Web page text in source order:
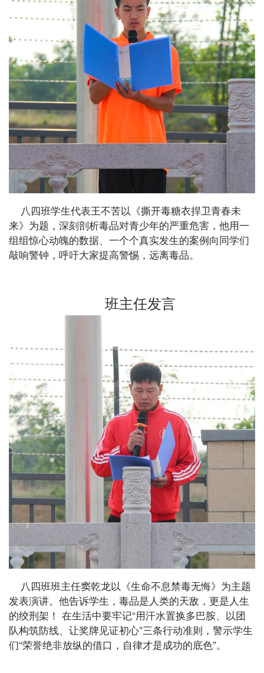
八四班学生代表王不苦以《撕开毒糖衣捍卫青春未
来》为题，深刻剖析毒品对青少年的严重危害，他用一
组组惊心动魄的数据、一个个真实发生的案例向同学们
敲响警钟，呼吁大家提高警惕，远离毒品。
班主任发言
八四班班主任窦乾龙以《生命不息禁毒无悔》为主题
发表演讲。他告诉学生，毒品是人类的天敌，更是人生
的绞刑架！ 在生活中要牢记“用汗水置换多巴胺、以团
队构筑防线、让奖牌见证初心”三条行动准则，警示学生
们“荣誉绝非放纵的借口，自律才是成功的底色”。